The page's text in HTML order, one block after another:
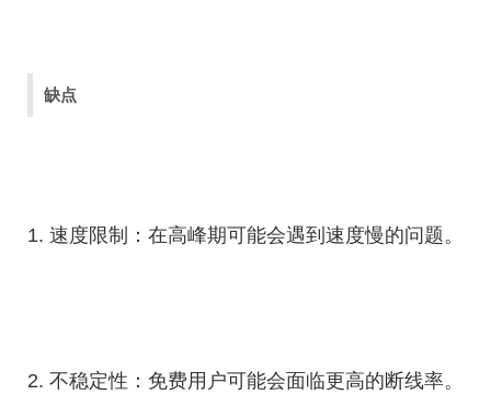
缺点
1. 速度限制：在高峰期可能会遇到速度慢的问题。
2. 不稳定性：免费用户可能会面临更高的断线率。